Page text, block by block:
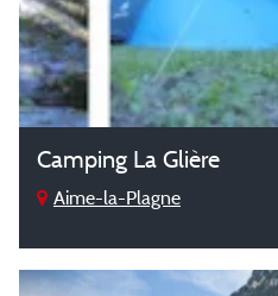
Camping La Glière
Aime-la-Plagne